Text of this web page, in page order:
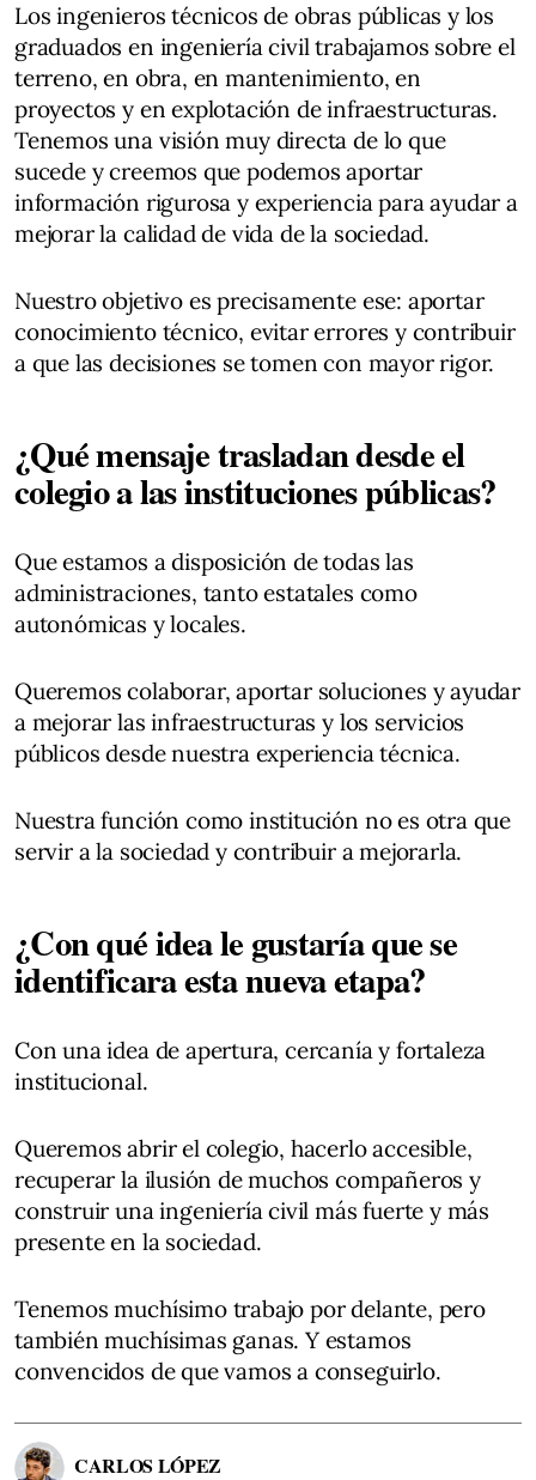
Los ingenieros técnicos de obras públicas y los
graduados en ingeniería civil trabajamos sobre el
terreno, en obra, en mantenimiento, en
proyectos y en explotación de infraestructuras.
Tenemos una visión muy directa de lo que
sucede y creemos que podemos aportar
información rigurosa y experiencia para ayudar a
mejorar la calidad de vida de la sociedad.
Nuestro objetivo es precisamente ese: aportar
conocimiento técnico, evitar errores y contribuir
a que las decisiones se tomen con mayor rigor.
¿Qué mensaje trasladan desde el
colegio a las instituciones públicas?
Que estamos a disposición de todas las
administraciones, tanto estatales como
autonómicas y locales.
Queremos colaborar, aportar soluciones y ayudar
a mejorar las infraestructuras y los servicios
públicos desde nuestra experiencia técnica.
Nuestra función como institución no es otra que
servir a la sociedad y contribuir a mejorarla.
¿Con qué idea le gustaría que se
identificara esta nueva etapa?
Con una idea de apertura, cercanía y fortaleza
institucional.
Queremos abrir el colegio, hacerlo accesible,
recuperar la ilusión de muchos compañeros y
construir una ingeniería civil más fuerte y más
presente en la sociedad.
Tenemos muchísimo trabajo por delante, pero
también muchísimas ganas. Y estamos
convencidos de que vamos a conseguirlo.
CARLOS LÓPEZ